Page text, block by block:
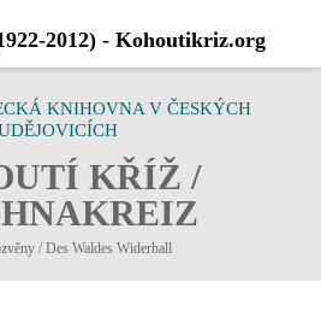
KNIHOVNA V ČESKÝCH
KŘÍŽ /
/ Des Waldes Widerhall
2012) - Kohoutikriz.org